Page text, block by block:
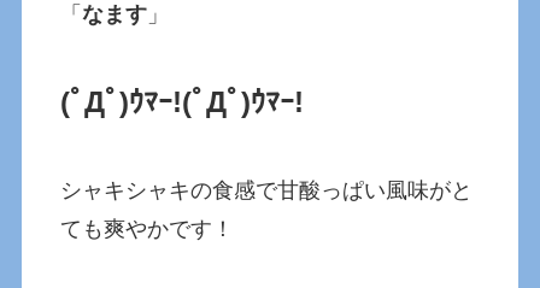
「なます 」
(ﾟДﾟ)ｳﾏｰ!(ﾟДﾟ)ｳﾏｰ!
シャキシャキの食感で甘酸っぱい風味がと
ても爽やかです！